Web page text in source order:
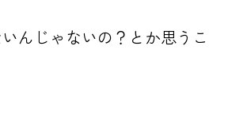
んじゃないの？とか思うこ